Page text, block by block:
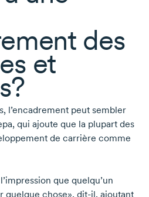
des
et
l’encadrement peut sembler
qui ajoute que la plupart des
de carrière comme
que quelqu’un
quelque chose», dit-il,ajoutant